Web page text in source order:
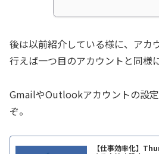
後は以前紹介している様に、アカ
行えば一つ目のアカウントと同様
GmailやOutlookアカウントの設
ぞ。
【仕事効率化】